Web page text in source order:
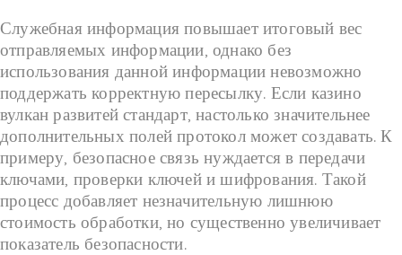
Служебная информация повышает итоговый вес
отправляемых информации, однако без
использования данной информации невозможно
поддержать корректную пересылку. Если казино
вулкан развитей стандарт, настолько значительнее
дополнительных полей протокол может создавать. К
примеру, безопасное связь нуждается в передачи
ключами, проверки ключей и шифрования. Такой
процесс добавляет незначительную лишнюю
стоимость обработки, но существенно увеличивает
показатель безопасности.